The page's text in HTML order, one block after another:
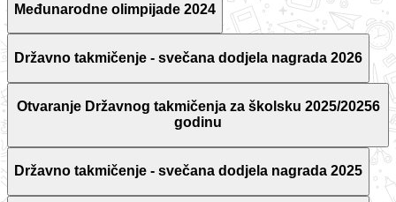
Međunarodne olimpijade 2024
Državno takmičenje - svečana dodjela nagrada 2026
Otvaranje Državnog takmičenja za školsku 2025/20256
godinu
Državno takmičenje - svečana dodjela nagrada 2025